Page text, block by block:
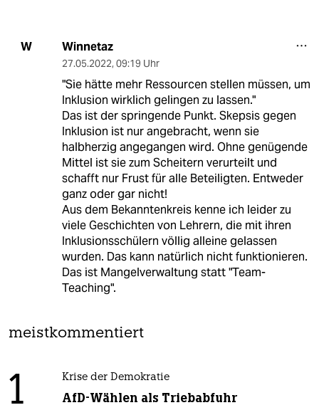
W Winnetaz
27.05.2022, 09:19 Uhr
"Sie hätte mehr Ressourcen stellen müssen, um
Inklusion wirklich gelingen zu lassen."
Das ist der springende Punkt. Skepsis gegen
Inklusion ist nur angebracht, wenn sie
halbherzig angegangen wird. Ohne genügende
Mittel ist sie zum Scheitern verurteilt und
schafft nur Frust für alle Beteiligten. Entweder
ganz oder gar nicht!
Aus dem Bekanntenkreis kenne ich leider zu
viele Geschichten von Lehrern, die mit ihren
Inklusionsschülern völlig alleine gelassen
wurden. Das kann natürlich nicht funktionieren.
Das ist Mangelverwaltung statt "Team-
Teaching".
meistkommentiert
1 Krise der Demokratie
AfD-Wählen als Triebabfuhr